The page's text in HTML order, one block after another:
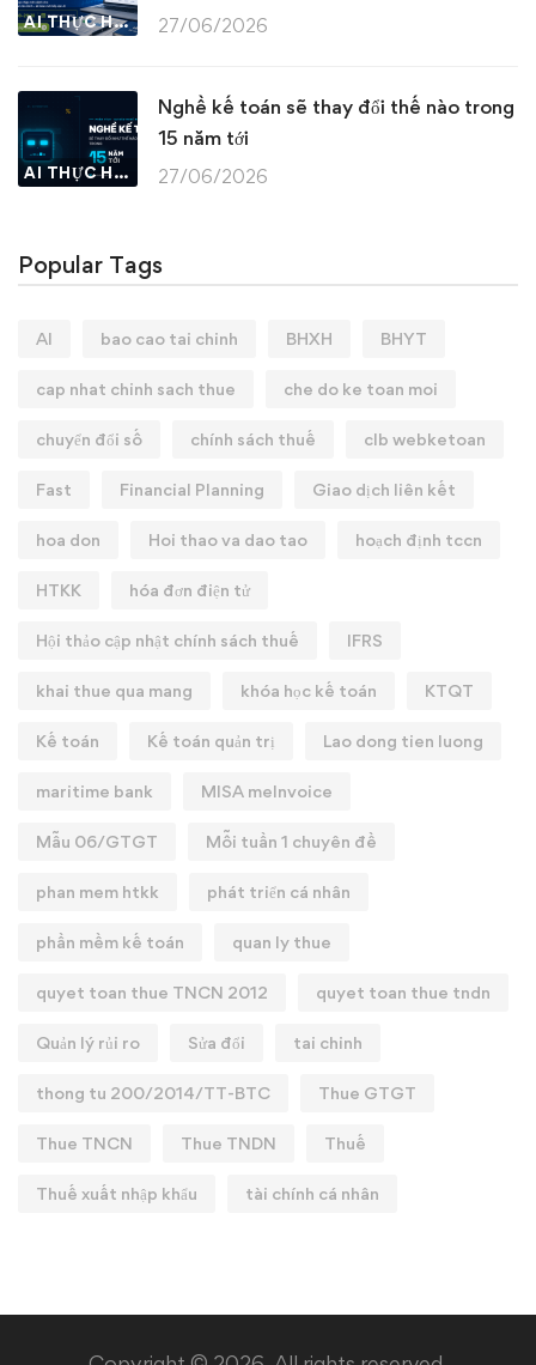
AI THỰC HÀNH 27/06/2026
AI THỰC HÀNH
Nghề kế toán sẽ thay đổi thế nào trong
15 năm tới
27/06/2026
Popular Tags
AI bao cao tai chinh BHXH BHYT
cap nhat chinh sach thue che do ke toan moi
chuyển đổi số chính sách thuế clb webketoan
Fast Financial Planning Giao dịch liên kết
hoa don Hoi thao va dao tao hoạch định tccn
HTKK hóa đơn điện tử
Hội thảo cập nhật chính sách thuế IFRS
khai thue qua mang khóa học kế toán KTQT
Kế toán Kế toán quản trị Lao dong tien luong
maritime bank MISA meInvoice
Mẫu 06/GTGT Mỗi tuần 1 chuyên đề
phan mem htkk phát triển cá nhân
phần mềm kế toán quan ly thue
quyet toan thue TNCN 2012 quyet toan thue tndn
Quản lý rủi ro Sửa đổi tai chinh
thong tu 200/2014/TT-BTC Thue GTGT
Thue TNCN Thue TNDN Thuế
Thuế xuất nhập khẩu tài chính cá nhân